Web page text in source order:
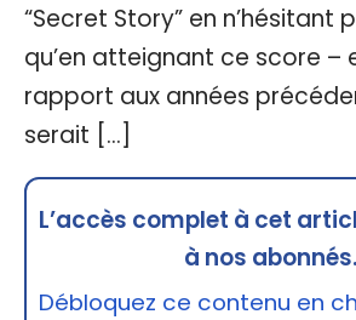
“Secret Story” en n’hésitant
qu’en atteignant ce score –
rapport aux années
serait […]
L’accès complet à cet
à nos abonnés.
Débloquez ce contenu en